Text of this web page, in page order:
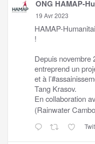
ONG HAMAP-
19 Avr 2023
HAMAP-
!
Depuis novembre
entreprend un
et à
Tang Krasov.
En collaboration
(Rainwater